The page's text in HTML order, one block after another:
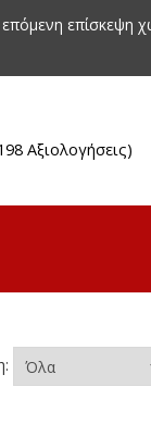
επίσκεψη
Αξιολογήσεις)